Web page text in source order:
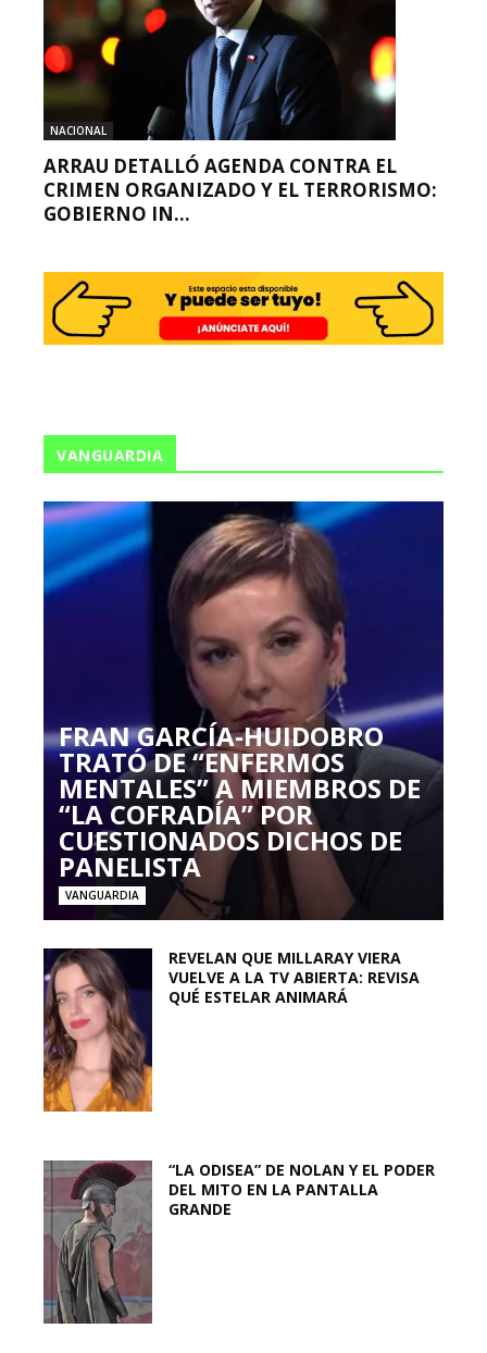
NACIONAL
ARRAU DETALLÓ AGENDA CONTRA EL
CRIMEN ORGANIZADO Y EL TERRORISMO:
GOBIERNO IN...
VANGUARDIA
FRAN GARCÍA-HUIDOBRO
TRATÓ DE “ENFERMOS
MENTALES” A MIEMBROS DE
“LA COFRADÍA” POR
CUESTIONADOS DICHOS DE
PANELISTA
VANGUARDIA
REVELAN QUE MILLARAY VIERA
VUELVE A LA TV ABIERTA: REVISA
QUÉ ESTELAR ANIMARÁ
“LA ODISEA” DE NOLAN Y EL PODER
DEL MITO EN LA PANTALLA
GRANDE